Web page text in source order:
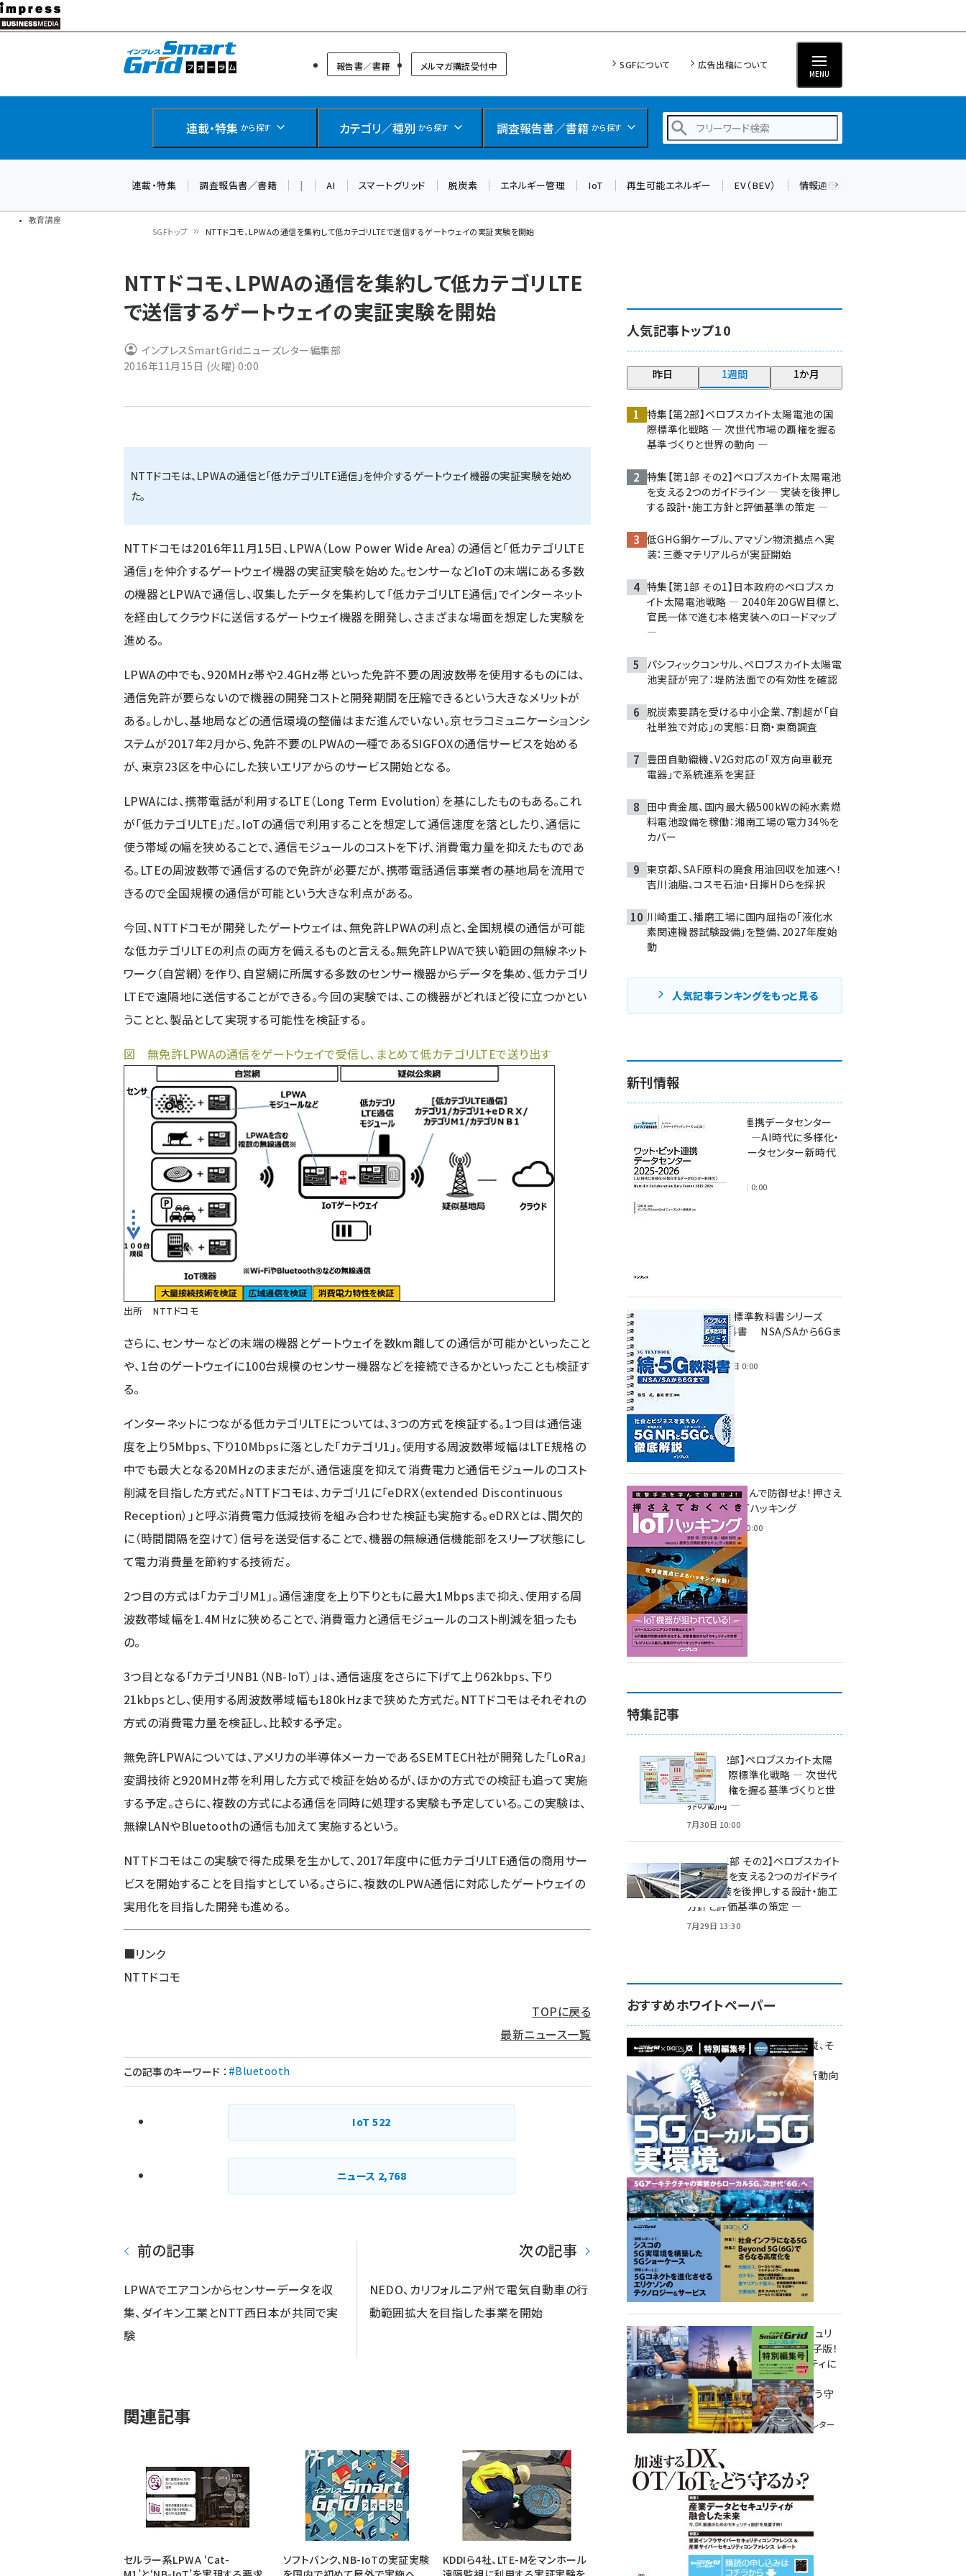
メ
イ
教育講座
スマートグリッドフォーラム
報告書／書籍 メルマガ購読受付中 SGFについて 広告出稿について
MENU
連載・特集 から探す カテゴリ／種別 から探す 調査報告書／書籍 から探す
ngn (280)
大串 (223)
aitras (186)
タンデム (150)
連載・特集 調査報告書／書籍 | AI スマートグリッド 脱炭素 エネルギー管理 IoT 再生可能エネルギー EV（BEV） 情報通信（ICT）
ン
く
ず
SGFトップ NTTドコモ、LPWAの通信を集約して低カテゴリLTEで送信するゲートウェイの実証実験を開始
NTTドコモ、LPWAの通信を集約して低カテゴリLTE
で送信するゲートウェイの実証実験を開始
インプレスSmartGridニューズレター編集部
2016年11月15日 (火曜) 0:00
NTTドコモは、LPWAの通信と「低カテゴリLTE通信」を仲介するゲートウェイ機器の実証実験を始め
た。
NTTドコモは2016年11月15日、LPWA（Low Power Wide Area）の通信と「低カテゴリLTE
通信」を仲介するゲートウェイ機器の実証実験を始めた。センサーなどIoTの末端にある多数
の機器とLPWAで通信し、収集したデータを集約して「低カテゴリLTE通信」でインターネット
を経由してクラウドに送信するゲートウェイ機器を開発し、さまざまな場面を想定した実験を
進める。
LPWAの中でも、920MHz帯や2.4GHz帯といった免許不要の周波数帯を使用するものには、
通信免許が要らないので機器の開発コストと開発期間を圧縮できるという大きなメリットが
ある。しかし、基地局などの通信環境の整備はまだ進んでいない。京セラコミュニケーションシ
ステムが2017年2月から、免許不要のLPWAの一種であるSIGFOXの通信サービスを始める
が、東京23区を中心にした狭いエリアからのサービス開始となる。
LPWAには、携帯電話が利用するLTE（Long Term Evolution）を基にしたものもある。これ
が「低カテゴリLTE」だ。IoTの通信で利用することを想定して通信速度を落としたり、通信に
使う帯域の幅を狭めることで、通信モジュールのコストを下げ、消費電力量を抑えたものであ
る。LTEの周波数帯で通信するので免許が必要だが、携帯電話通信事業者の基地局を流用で
きるので全国規模の通信が可能という大きな利点がある。
今回、NTTドコモが開発したゲートウェイは、無免許LPWAの利点と、全国規模の通信が可能
な低カテゴリLTEの利点の両方を備えるものと言える。無免許LPWAで狭い範囲の無線ネット
ワーク（自営網）を作り、自営網に所属する多数のセンサー機器からデータを集め、低カテゴリ
LTEで遠隔地に送信することができる。今回の実験では、この機器がどれほど役に立つかとい
うことと、製品として実現する可能性を検証する。
図 無免許LPWAの通信をゲートウェイで受信し、まとめて低カテゴリLTEで送り出す
出所 NTTドコモ
さらに、センサーなどの末端の機器とゲートウェイを数km離しての通信が可能かといったこと
や、1台のゲートウェイに100台規模のセンサー機器などを接続できるかといったことも検証す
る。
インターネットにつながる低カテゴリLTEについては、3つの方式を検証する。1つ目は通信速
度を上り5Mbps、下り10Mbpsに落とした「カテゴリ1」。使用する周波数帯域幅はLTE規格の
中でも最大となる20MHzのままだが、通信速度を抑えて消費電力と通信モジュールのコスト
削減を目指した方式だ。NTTドコモは、カテゴリ1に「eDRX（extended Discontinuous
Reception）」と呼ぶ消費電力低減技術を組み合わせた検証も実施する。eDRXとは、間欠的
に（時間間隔を空けて）信号を送受信することで、機器の無線通信機能部をスリープ状態にし
て電力消費量を節約する技術だ。
2つ目の方式は「カテゴリM1」。通信速度を上り下りともに最大1Mbpsまで抑え、使用する周
波数帯域幅を1.4MHzに狭めることで、消費電力と通信モジュールのコスト削減を狙ったも
の。
3つ目となる「カテゴリNB1（NB-IoT）」は、通信速度をさらに下げて上り62kbps、下り
21kbpsとし、使用する周波数帯域幅も180kHzまで狭めた方式だ。NTTドコモはそれぞれの
方式の消費電力量を検証し、比較する予定。
無免許LPWAについては、アメリカの半導体メーカーであるSEMTECH社が開発した「LoRa」
変調技術と920MHz帯を利用した方式で検証を始めるが、ほかの方式での検証も追って実施
する予定。さらに、複数の方式による通信を同時に処理する実験も予定している。この実験は、
無線LANやBluetoothの通信も加えて実施するという。
NTTドコモはこの実験で得た成果を生かして、2017年度中に低カテゴリLTE通信の商用サー
ビスを開始することを目指すとしている。さらに、複数のLPWA通信に対応したゲートウェイの
実用化を目指した開発も進める。
■リンク
NTTドコモ
TOPに戻る
最新ニュース一覧
この記事のキーワード ： #Bluetooth
IoT522
ニュース 2,768
前の記事
LPWAでエアコンからセンサーデータを収
集、ダイキン工業とNTT西日本が共同で実
験
次の記事
NEDO、カリフォルニア州で電気自動車の行
動範囲拡大を目指した事業を開始
関連記事
セルラー系LPWA ‘Cat-
ソフトバンク、NB-IoTの実証実験
KDDIら4社、LTE-Mをマンホール
人気記事トップ10
昨日 1週間 1か月
特集【第2部】ペロブスカイト太陽電池の国
際標準化戦略 ― 次世代市場の覇権を握る
基準づくりと世界の動向 ―
特集【第1部 その2】ペロブスカイト太陽電池
を支える2つのガイドライン ― 実装を後押し
する設計・施工方針と評価基準の策定 ―
低GHG銅ケーブル、アマゾン物流拠点へ実
装：三菱マテリアルらが実証開始
特集【第1部 その1】日本政府のペロブスカ
イト太陽電池戦略 ― 2040年20GW目標と、
官民一体で進む本格実装へのロードマップ
―
パシフィックコンサル、ペロブスカイト太陽電
池実証が完了：堤防法面での有効性を確認
脱炭素要請を受ける中小企業、7割超が「自
社単独で対応」の実態：日商・東商調査
豊田自動織機、V2G対応の「双方向車載充
電器」で系統連系を実証
田中貴金属、国内最大級500kWの純水素燃
料電池設備を稼働：湘南工場の電力34％を
カバー
東京都、SAF原料の廃食用油回収を加速へ！
吉川油脂、コスモ石油・日揮HDらを採択
川崎重工、播磨工場に国内屈指の「液化水
素関連機器試験設備」を整備、2027年度始
動
人気記事ランキングをもっと見る
新刊情報
ワット・ビット連携データセンター
2025-2026 ―AI時代に多様化・
分散化するデータセンター新時代
2025年11月28日 0:00
インプレス標準教科書シリーズ
続・5G教科書 NSA/SAから6Gま
2023年4月3日 0:00
攻撃手法を学んで防御せよ! 押さえ
ておくべきIoTハッキング
2022年6月14日 0:00
特集記事
特集【第2部】ペロブスカイト太陽
電池の国際標準化戦略 ― 次世代
市場の覇権を握る基準づくりと世
界の動向 ―
7月30日 10:00
特集【第1部 その2】ペロブスカイト
太陽電池を支える2つのガイドライ
ン ― 実装を後押しする設計・施工
方針と評価基準の策定 ―
7月29日 13:30
おすすめホワイトペーパー
環境対策、建機の遠隔操縦、そ
して医療。
次世代通信規格「5G」最新動向
をこの1冊で学ぶ
SmartGrid ニューズレター ×
DIGITAL X 特別編集号 2022
Summer
重要インフラサイバーセキュリ
ティコンファレンス特別電子版！
― 産業サイバーセキュリティに
関わる全ての方へ！ ―
加速するDX、OT/IoTをどう守
るか？
インプレス SmartGridニューズレター